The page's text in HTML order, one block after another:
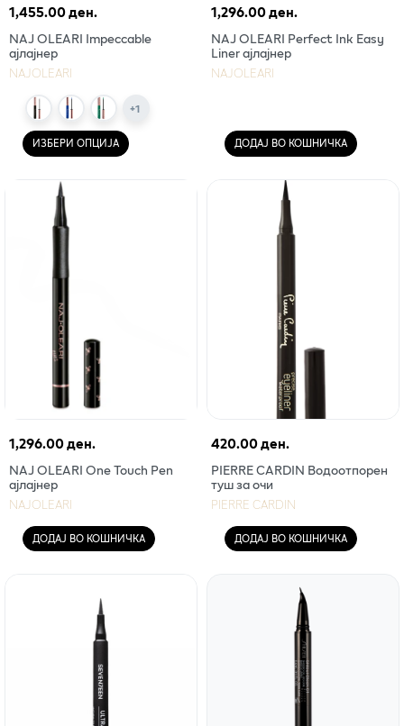
1,455.00 ден.
NAJ OLEARI Impeccable
ајлајнер
NAJOLEARI
+1
ИЗБЕРИ ОПЦИЈА
1,296.00 ден.
NAJ OLEARI Perfect Ink Easy
Liner ајлајнер
NAJOLEARI
ДОДАЈ ВО КОШНИЧКА
1,296.00 ден.
NAJ OLEARI One Touch Pen
ајлајнер
NAJOLEARI
ДОДАЈ ВО КОШНИЧКА
420.00 ден.
PIERRE CARDIN Водоотпорен
туш за очи
PIERRE CARDIN
ДОДАЈ ВО КОШНИЧКА